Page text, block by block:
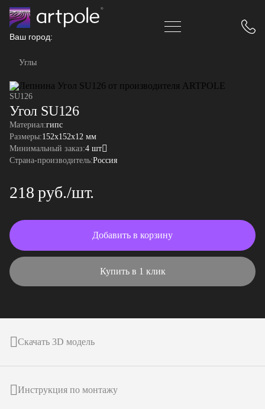
Ваш город:
Углы
SU126
Угол SU126
Материал:гипс
Размеры:152x152x12 мм
Минимальный заказ:4 шт
Страна-производитель:Россия
218 руб./шт.
Добавить в корзину
Купить в 1 клик
Скачать 3D модель
Инструкция по монтажу